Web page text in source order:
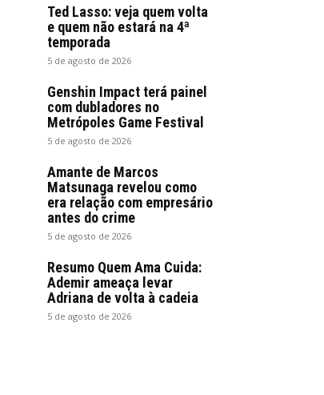
Ted Lasso: veja quem volta
e quem não estará na 4ª
temporada
5 de agosto de 2026
Genshin Impact terá painel
com dubladores no
Metrópoles Game Festival
5 de agosto de 2026
Amante de Marcos
Matsunaga revelou como
era relação com empresário
antes do crime
5 de agosto de 2026
Resumo Quem Ama Cuida:
Ademir ameaça levar
Adriana de volta à cadeia
5 de agosto de 2026